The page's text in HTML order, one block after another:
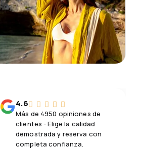
4.6
Más de 4950 opiniones de
clientes - Elige la calidad
demostrada y reserva con
completa confianza.